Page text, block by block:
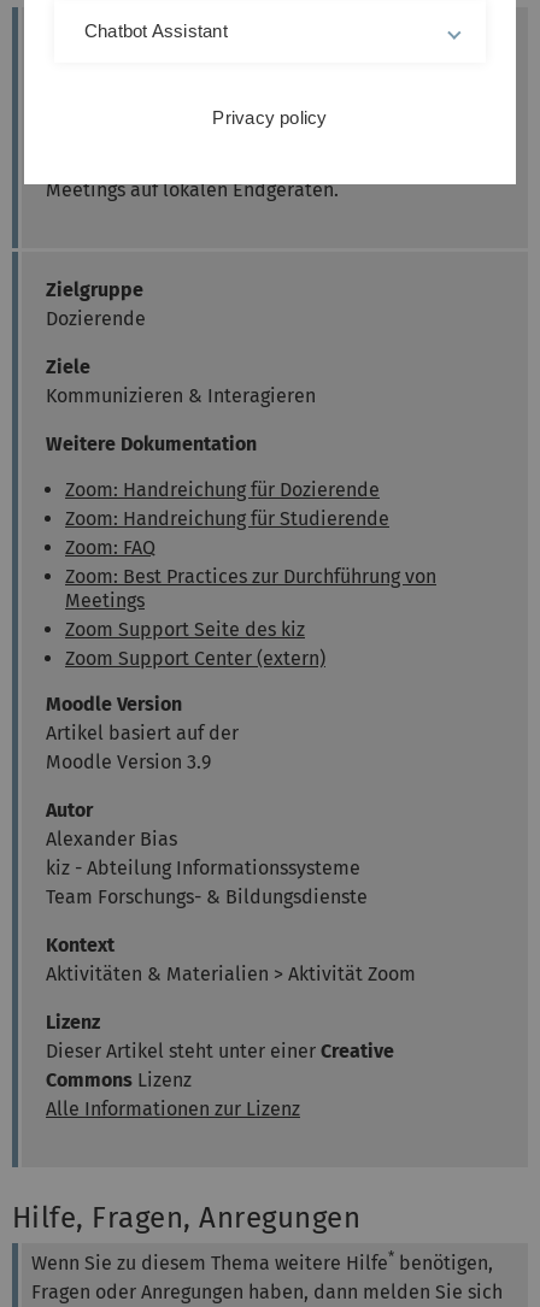
Aus datenschutzrechtlichen Gründen ist an der
Verfügung. Diese Anleitung erklärt den vergleichbar
Meetings auf lokalen Endgeräten.
Zielgruppe
Dozierende
Ziele
Kommunizieren & Interagieren
Weitere Dokumentation
Zoom: Handreichung für Dozierende
Zoom: Handreichung für Studierende
Zoom: FAQ
Zoom: Best Practices zur Durchführung von
Meetings
Zoom Support Seite des kiz
Zoom Support Center (extern)
Moodle Version
Artikel basiert auf der
Moodle Version 3.9
Autor
Alexander Bias
kiz - Abteilung Informationssysteme
Team Forschungs- & Bildungsdienste
Kontext
Aktivitäten & Materialien > Aktivität Zoom
Lizenz
Dieser Artikel steht unter einer Creative
Commons Lizenz
Alle Informationen zur Lizenz
Hilfe, Fragen, Anregungen
Wenn Sie zu diesem Thema weitere Hilfe* benötigen,
Fragen oder Anregungen haben, dann melden Sie sich
Chatbot Assistant
Privacy policy